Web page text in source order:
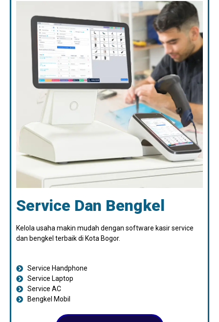
Service Dan Bengkel
Kelola usaha makin mudah dengan software kasir service
dan bengkel terbaik di Kota Bogor.
Service Handphone
Service Laptop
Service AC
Bengkel Mobil